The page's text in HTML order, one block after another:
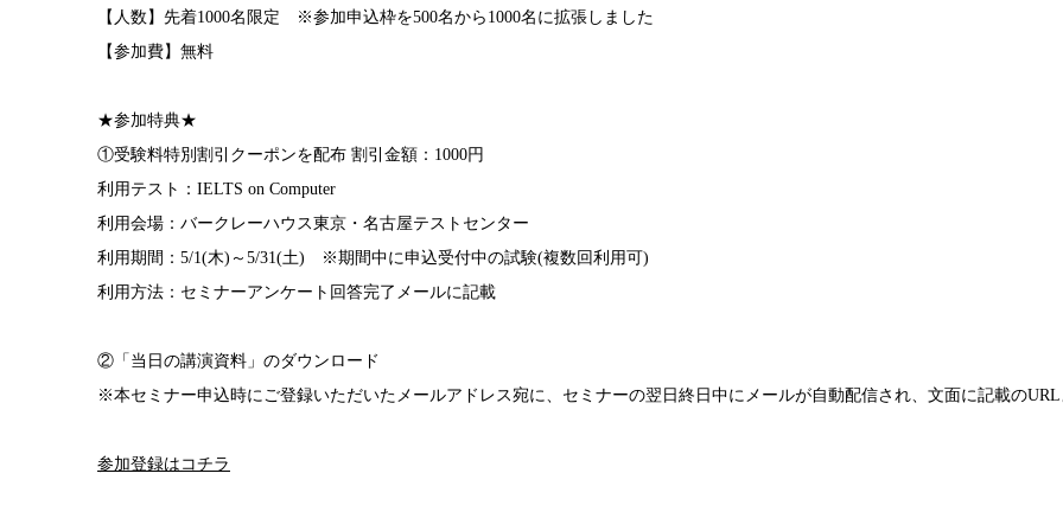
【人数】先着1000名限定 ※参加申込枠を500名から1000名に拡張しました
【参加費】無料
★参加特典★
①受験料特別割引クーポンを配布 割引金額：1000円
利用テスト：IELTS on Computer
利用会場：バークレーハウス東京・名古屋テストセンター
利用期間：5/1(木)～5/31(土) ※期間中に申込受付中の試験(複数回利用可)
利用方法：セミナーアンケート回答完了メールに記載
②「当日の講演資料」のダウンロード
※本セミナー申込時にご登録いただいたメールアドレス宛に、セミナーの翌日終日中にメールが自動配信され、文面に記載の
参加登録はコチラ